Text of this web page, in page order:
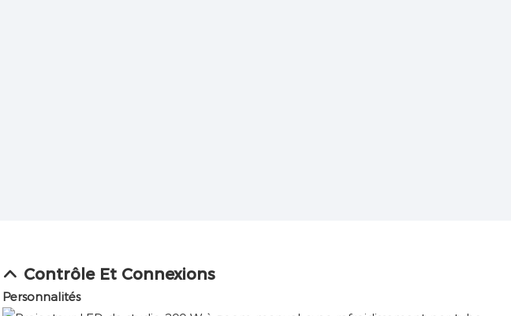
Contrôle Et Connexions
Personnalités